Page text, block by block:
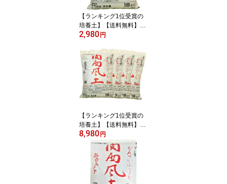
用土 用土大袋送
【ランキング1位受賞の
培養土】【送料無料】
【他の商品同梱不可】□
土18L 1袋 花の土 野菜の
土 花の土送料無料 植木
の土 観葉植物の土 球根
の土 バラの土 山野草の
土 ガーデニングの土 培
養土
2,980円
【ランキング1位受賞の
培養土】【送料無料】
【他の商品同梱不可】□
錦幸園オリジナル関西風
土18L 4袋セット 花の
土 野菜の土 花の土送料
無料 植木の土 観葉植物
の土 球根の土 バラの土
8,980円